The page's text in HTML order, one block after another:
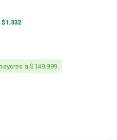
$1.332
a $149.999